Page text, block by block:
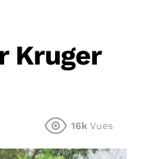
Kruger
16k Vues